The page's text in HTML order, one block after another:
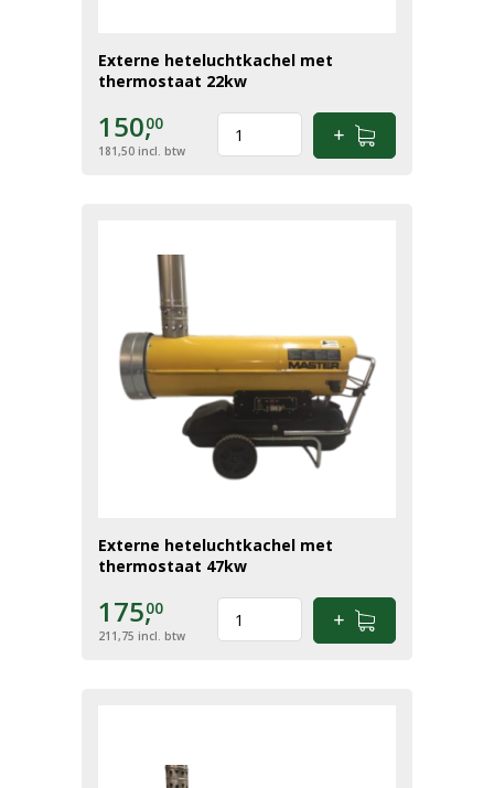
Externe heteluchtkachel met
thermostaat 22kw
150,00
181,50 incl. btw
Externe heteluchtkachel met
thermostaat 47kw
175,00
211,75 incl. btw